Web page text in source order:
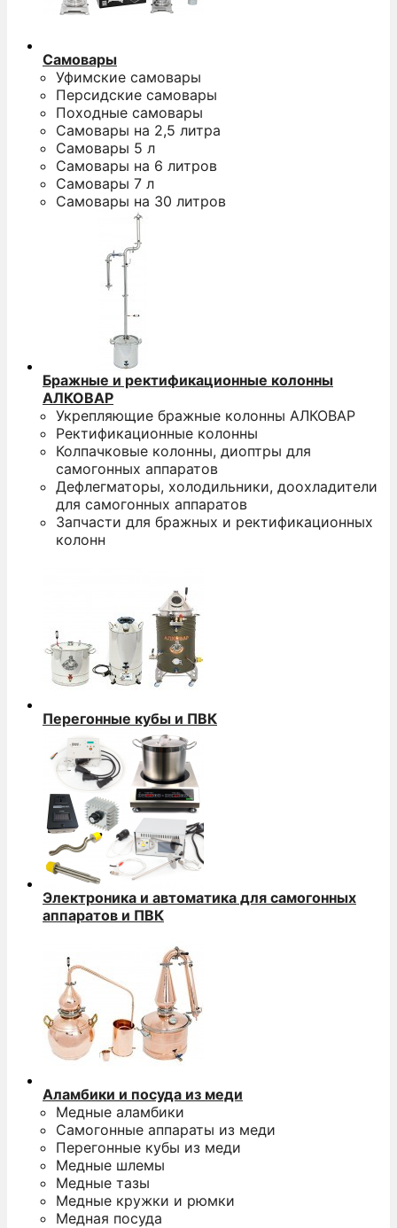
Самовары
Уфимские самовары
Персидские самовары
Походные самовары
Самовары на 2,5 литра
Самовары 5 л
Самовары на 6 литров
Самовары 7 л
Самовары на 30 литров
Бражные и ректификационные колонны
АЛКОВАР
Укрепляющие бражные колонны АЛКОВАР
Ректификационные колонны
Колпачковые колонны, диоптры для
самогонных аппаратов
Дефлегматоры, холодильники, доохладители
для самогонных аппаратов
Запчасти для бражных и ректификационных
колонн
Перегонные кубы и ПВК
Электроника и автоматика для самогонных
аппаратов и ПВК
Аламбики и посуда из меди
Медные аламбики
Самогонные аппараты из меди
Перегонные кубы из меди
Медные шлемы
Медные тазы
Медные кружки и рюмки
Медная посуда